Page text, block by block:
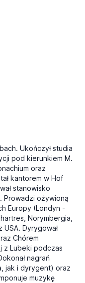
Ukończył studia
pod kierunkiem M.
oraz
kantorem w Hof
stanowisko
Prowadzi ożywioną
Europy (Londyn -
Norymbergia,
Dyrygował
Chórem
z Lubeki podczas
nagrań
jak i dyrygent) oraz
muzykę